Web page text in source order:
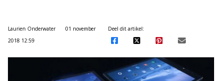
Laurien Onderwater
01 november
2018 12:59
Deel dit artikel: